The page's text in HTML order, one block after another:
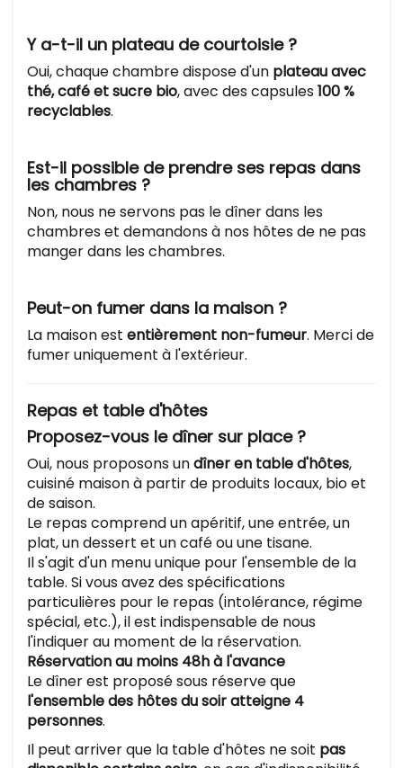
Y a-t-il un plateau de courtoisie ?
Oui, chaque chambre dispose d'un plateau avec
thé, café et sucre bio, avec des capsules100 %
recyclables.
Est-il possible de prendre ses repas dans
les chambres ?
Non, nous ne servons pas le dîner dans les
chambres et demandons à nos hôtes de ne pas
manger dans les chambres.
Peut-on fumer dans la maison ?
La maison est entièrement non-fumeur. Merci de
fumer uniquement à l'extérieur.
Repas et table d'hôtes
Proposez-vous le dîner sur place ?
Oui, nous proposons undîner en table d'hôtes,
cuisiné maison à partir de produits locaux, bio et
de saison.
Le repas comprend un apéritif, une entrée, un
plat, un dessert et un café ou une tisane.
Il s'agit d'un menu unique pour l'ensemble de la
table. Si vous avez des spécifications
particulières pour le repas (intolérance, régime
spécial, etc.), il est indispensable de nous
l'indiquer au moment de la réservation.
Réservation au moins 48h à l'avance
Le dîner est proposé sous réserve que
l'ensemble des hôtes du soir atteigne 4
personnes.
Il peut arriver que la table d'hôtes ne soit pas